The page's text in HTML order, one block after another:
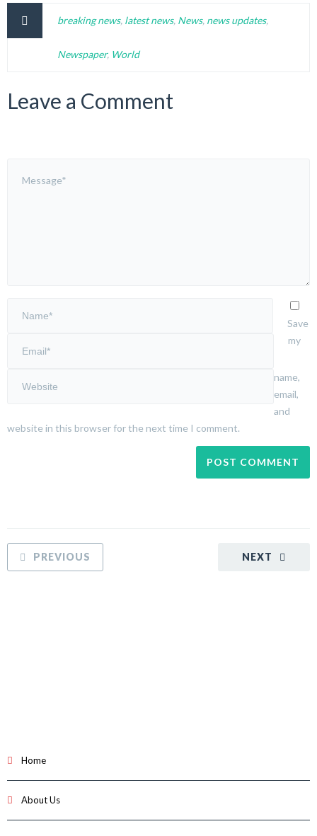
breaking news, latest news, News, news updates,
Newspaper, World
Leave a Comment
Save
my
name,
email,
and
website in this browser for the next time I comment.
NEXT
PREVIOUS
Home
About Us